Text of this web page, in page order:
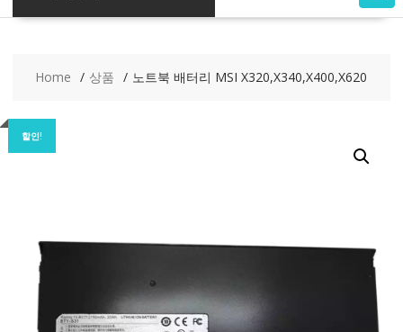
Home 상품 노트북 배터리 MSI X320,X340,X400,X620
할인!